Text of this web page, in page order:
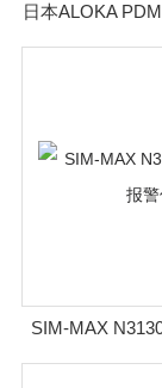
日本ALOKA
个人剂
SIM-MAX
仪